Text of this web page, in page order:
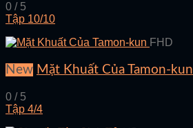
0 / 5
Tập 10/10
FHD
New Mặt Khuất Của Tamon-kun
0 / 5
Tập 4/4